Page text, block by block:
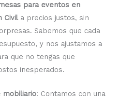
para eventos en
Civila precios justos, sin
Sabemos que cada
y nos ajustamos a
que no tengas que
inesperados.
mobiliario: Contamos con una